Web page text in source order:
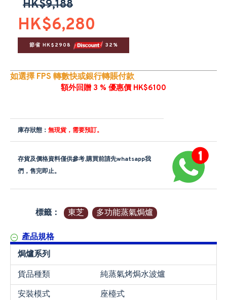
HK$6,280
HK$9,188
節省 HK$2908 32%
如選擇 FPS 轉數快或銀行轉賬付款
額外回贈 3 % 優惠價 HK$6100
庫存狀態： 無現貨，需要預訂。
存貨及價格資料僅供參考,購買前請先whatsapp我
們，售完即止。
標籤： 東芝 多功能蒸氣焗爐
產品規格
焗爐系列
貨品種類
純蒸氣烤焗水波爐
安裝模式
座檯式